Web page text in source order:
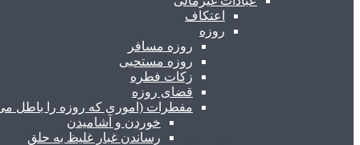
اعتکاف
روزه
روزه مسافر
روزه مستحبی
زکات فطره
قضای روزه
مفطرات (اموری که روزه را باطل
خوردن و آشامیدن
رساندن غبار غلیظ به حلق